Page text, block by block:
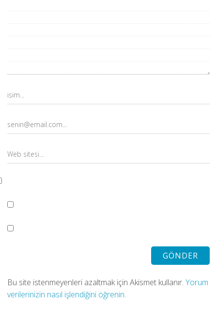
Bu site istenmeyenleri azaltmak için Akismet kullanır. Yorum
verilerinizin nasıl işlendiğini öğrenin.